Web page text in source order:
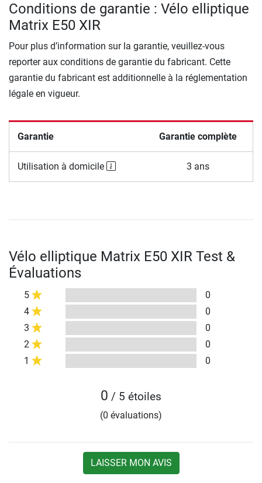
Conditions de garantie : Vélo elliptique
Matrix E50 XIR
Pour plus d’information sur la garantie, veuillez-vous
reporter aux conditions de garantie du fabricant. Cette
garantie du fabricant est additionnelle à la réglementation
légale en vigueur.
Garantie Garantie complète
Utilisation à domicile 3 ans
Vélo elliptique Matrix E50 XIR Test &
Évaluations
5
0
4
0
3
0
2
0
1
0
0 / 5 étoiles
(0 évaluations)
LAISSER MON AVIS